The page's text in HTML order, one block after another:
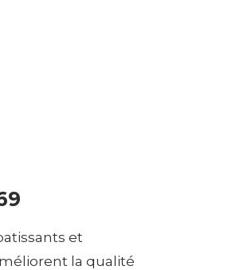
et
la qualité